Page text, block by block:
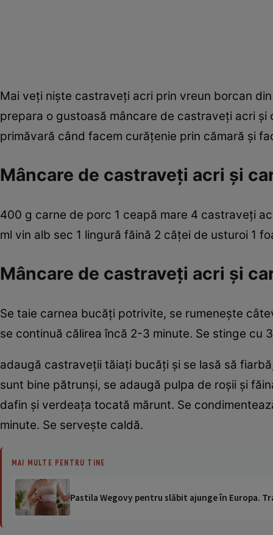
Mai veţi nişte castraveţi acri prin vreun borcan
prepara o gustoasă mâncare de castraveţi acri
primăvară când facem curăţenie prin cămară şi
Mâncare de castraveţi acri şi
400 g carne de porc 1 ceapă mare 4 castraveţi
ml vin alb sec 1 lingură făină 2 căţei de usturoi 1
Mâncare de castraveţi acri şi
Se taie carnea bucăţi potrivite, se rumeneşte
se continuă călirea încă 2-3 minute. Se stinge cu
adaugă castraveţii tăiaţi bucăţi şi se lasă să
sunt bine pătrunşi, se adaugă pulpa de roşii şi
dafin şi verdeaţa tocată mărunt. Se
minute. Se serveşte caldă.
MAI MULTE PENTRU TINE
Pastila Wegovy pentru slăbit ajunge în Europa.